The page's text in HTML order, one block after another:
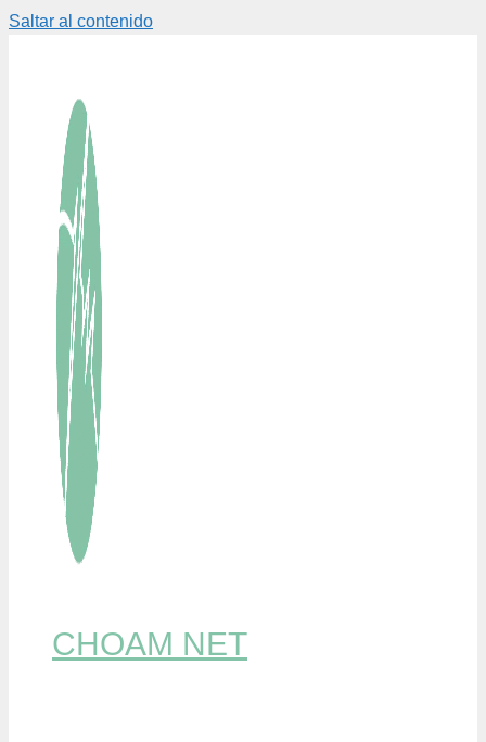
Saltar al contenido
CHOAM NET